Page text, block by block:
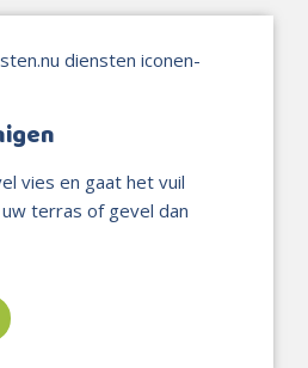
vies en gaat het vuil
terras of gevel dan